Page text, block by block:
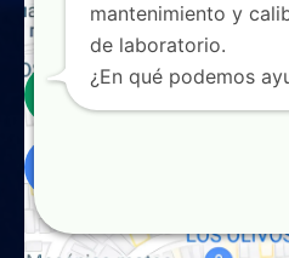
mantenimiento y
de laboratorio.
¿En qué podemos